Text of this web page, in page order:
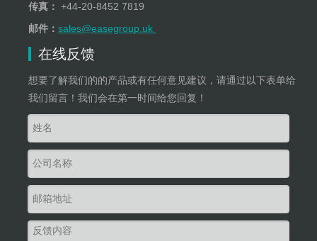
传真： +44-20-8452 7819
邮件： sales@easegroup.uk
在线反馈
想要了解我们的的产品或有任何意见建议，请通过以下表单给
我们留言！我们会在第一时间给您回复！